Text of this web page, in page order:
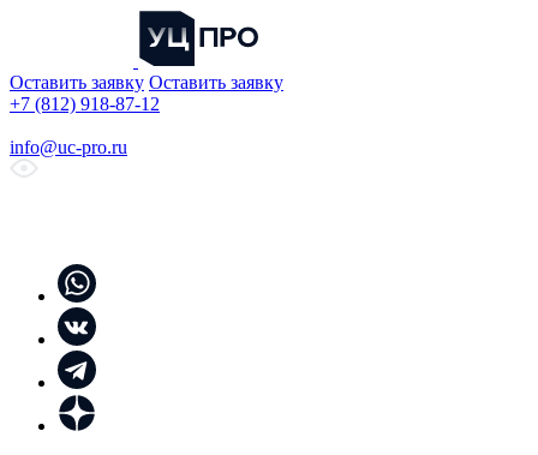
Оставить заявку Оставить заявку
+7 (812) 918-87-12
info@uc-pro.ru